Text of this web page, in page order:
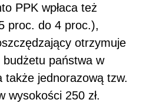
PPK wpłaca też
proc. do 4 proc.),
otrzymuje
budżetu państwa w
także jednorazową tzw.
wysokości 250 zł.